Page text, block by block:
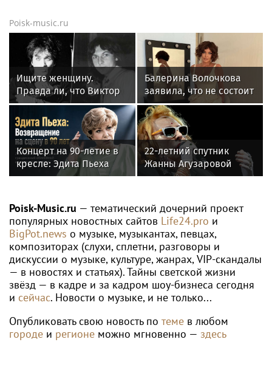
Poisk-music.ru
Ищите женщину.
Правда ли, что Виктор
Цой был влюблен в
жену Майка Науменко?
Балерина Волочкова
заявила, что не состоит
в отношениях с
молодым журналистом
Концерт на 90-летие в
кресле: Эдита Пьеха
планирует вернуться на
22-летний спутник
Жанны Агузаровой
опроверг роман с
Poisk-Music.ru — тематический дочерний проект
популярных новостных сайтов Life24.pro и
BigPot.news о музыке, музыкантах, певцах,
композиторах (слухи, сплетни, разговоры и
дискуссии о музыке, культуре, жанрах, VIP-скандалы
— в новостях и статьях). Тайны светской жизни
звёзд — в кадре и за кадром шоу-бизнеса сегодня
и сейчас. Новости о музыке, и не только...
Опубликовать свою новость по теме в любом
городе и регионе можно мгновенно — здесь